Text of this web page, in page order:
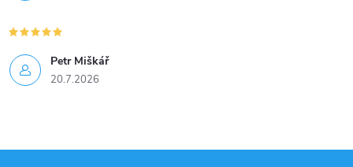
r
v
k
v
Petr Miškář
20.7.2026